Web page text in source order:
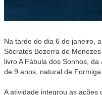
Na tarde do dia 6 de janeiro,
Sócrates Bezerra de
livro A Fábula dos Sonhos,
de 9 anos, natural de Formiga.
A atividade integrou as ações